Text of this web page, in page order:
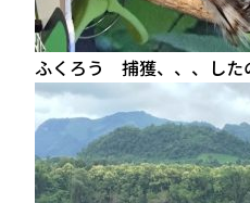
ふくろう 捕獲、、、した